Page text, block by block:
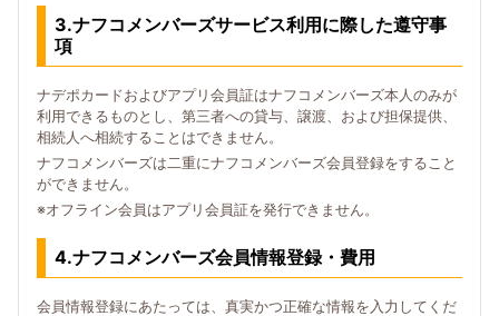
3.ナフコメンバーズサービス利用に際した遵守事
項
ナデポカードおよびアプリ会員証はナフコメンバーズ本人のみが
利用できるものとし、第三者への貸与、譲渡、および担保提供、
相続人へ相続することはできません。
ナフコメンバーズは二重にナフコメンバーズ会員登録をすること
ができません。
※オフライン会員はアプリ会員証を発行できません。
4.ナフコメンバーズ会員情報登録・費用
会員情報登録にあたっては、真実かつ正確な情報を入力してくだ